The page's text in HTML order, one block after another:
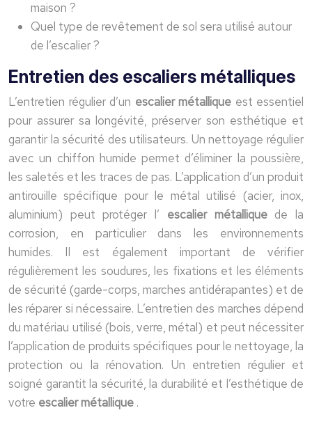
maison ?
Quel type de revêtement de sol sera utilisé autour
de l’escalier ?
Entretien des escaliers métalliques
L’entretien régulier d’un escalier métallique est essentiel
pour assurer sa longévité, préserver son esthétique et
garantir la sécurité des utilisateurs. Un nettoyage régulier
avec un chiffon humide permet d’éliminer la poussière,
les saletés et les traces de pas. L’application d’un produit
antirouille spécifique pour le métal utilisé (acier, inox,
aluminium) peut protéger l’ escalier métallique de la
corrosion, en particulier dans les environnements
humides. Il est également important de vérifier
régulièrement les soudures, les fixations et les éléments
de sécurité (garde-corps, marches antidérapantes) et de
les réparer si nécessaire. L’entretien des marches dépend
du matériau utilisé (bois, verre, métal) et peut nécessiter
l’application de produits spécifiques pour le nettoyage, la
protection ou la rénovation. Un entretien régulier et
soigné garantit la sécurité, la durabilité et l’esthétique de
votre escalier métallique .